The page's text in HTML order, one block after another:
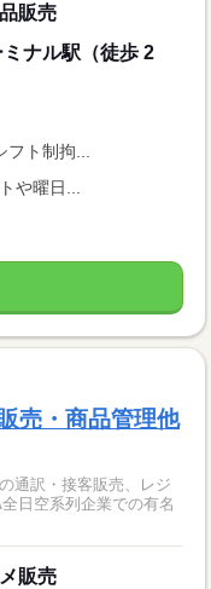
販売
ナル駅（徒歩 2
ト制拘...
や曜日...
売・商品管理他
通訳・接客販売、レジ
販売